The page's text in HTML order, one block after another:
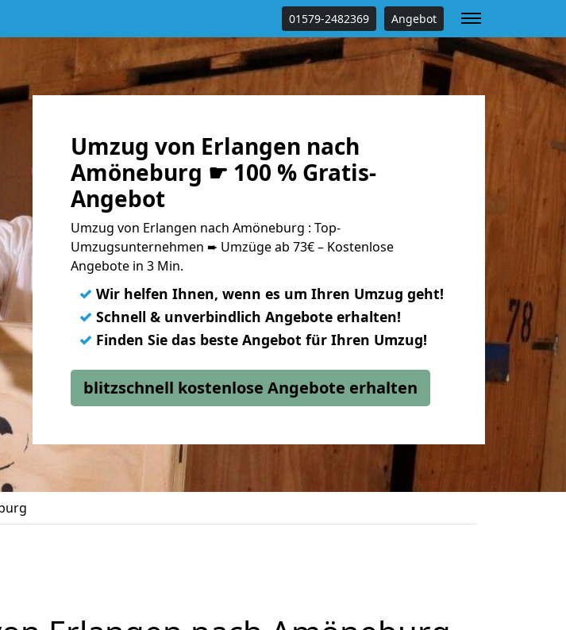
01579-2482369 Angebot
Umzug von Erlangen nach
Amöneburg ☛ 100 % Gratis-
Angebot
Umzug von Erlangen nach Amöneburg : Top-
Umzugsunternehmen ➨ Umzüge ab 73€ – Kostenlose
Angebote in 3 Min.
✓ Wir helfen Ihnen, wenn es um Ihren Umzug geht!
✓ Schnell & unverbindlich Angebote erhalten!
✓ Finden Sie das beste Angebot für Ihren Umzug!
blitzschnell kostenlose Angebote erhalten